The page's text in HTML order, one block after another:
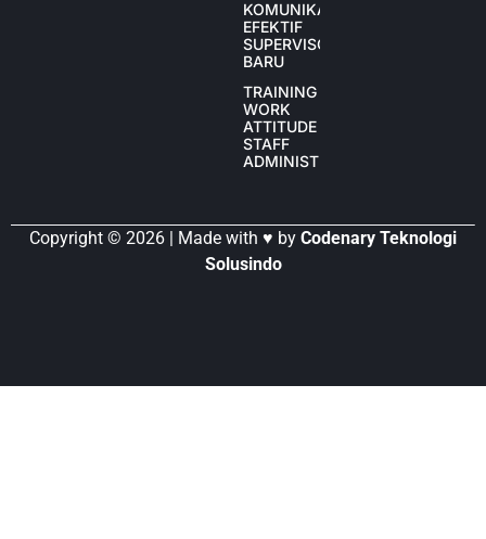
KOMUNIKASI
EFEKTIF
SUPERVISOR
BARU
TRAINING
WORK
ATTITUDE
STAFF
ADMINISTRASI
Copyright © 2026 | Made with ♥ by Codenary Teknologi
Solusindo